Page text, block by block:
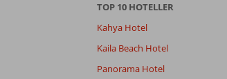
TOP 10 HOTELLER
Kahya Hotel
Kaila Beach Hotel
Panorama Hotel